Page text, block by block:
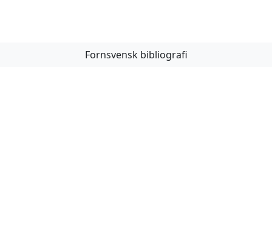
Fornsvensk bibliografi